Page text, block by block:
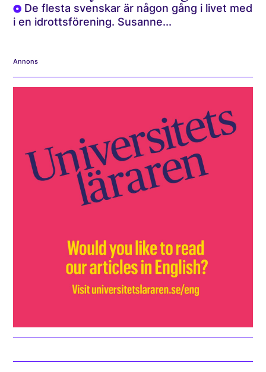
De flesta svenskar är någon gång i livet med
i en idrottsförening. Susanne...
Annons